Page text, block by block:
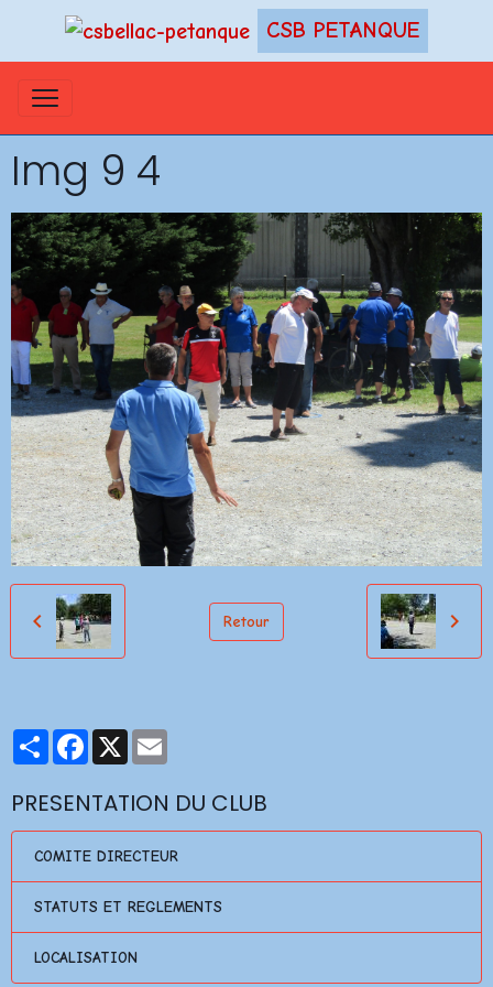
CSB PETANQUE
Img 9 4
Retour
PartagerFacebook
X
PRESENTATION DU CLUB
COMITE DIRECTEUR
STATUTS ET REGLEMENTS
LOCALISATION